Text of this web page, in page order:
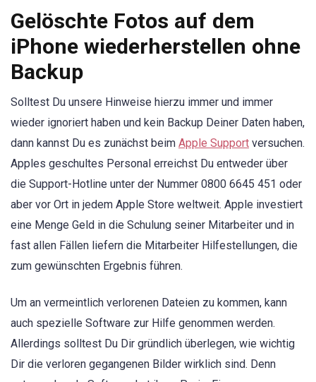
Gelöschte Fotos auf dem
iPhone wiederherstellen ohne
Backup
Solltest Du unsere Hinweise hierzu immer und immer
wieder ignoriert haben und kein Backup Deiner Daten haben,
dann kannst Du es zunächst beim Apple Support versuchen.
Apples geschultes Personal erreichst Du entweder über
die Support-Hotline unter der Nummer 0800 6645 451 oder
aber vor Ort in jedem Apple Store weltweit. Apple investiert
eine Menge Geld in die Schulung seiner Mitarbeiter und in
fast allen Fällen liefern die Mitarbeiter Hilfestellungen, die
zum gewünschten Ergebnis führen.
Um an vermeintlich verlorenen Dateien zu kommen, kann
auch spezielle Software zur Hilfe genommen werden.
Allerdings solltest Du Dir gründlich überlegen, wie wichtig
Dir die verloren gegangenen Bilder wirklich sind. Denn